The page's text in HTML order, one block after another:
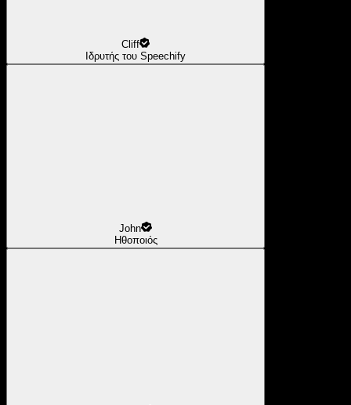
Cliff
Ιδρυτής του Speechify
John
Ηθοποιός